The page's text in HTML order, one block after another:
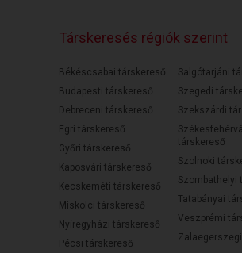
Társkeresés régiók szerint
Békéscsabai társkereső
Budapesti társkereső
Debreceni társkereső
Egri társkereső
Győri társkereső
Kaposvári társkereső
Kecskeméti társkereső
Miskolci társkereső
Nyíregyházi társkereső
Pécsi társkereső
Salgótarjáni
Szegedi
Szekszárdi
társkereső
Szolnoki
Szombathelyi
Tatabányai
Veszprémi